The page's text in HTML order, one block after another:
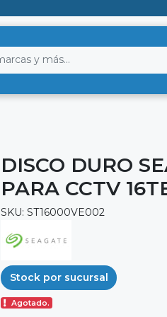
DISCO DURO
PARA CCTV
SKU: ST16000VE002
Stock por sucursal
Agotado.